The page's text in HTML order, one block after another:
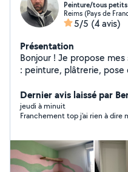
Peinture/tous
Reims (Pays de
5/5 (4 avis)
Présentation
Bonjour ! Je propose mes services dans divers domaines
: peinture, plâtrerie,
méticuleuse.
matériaux et affaires.
Dernier avis laissé par
jeudi à minuit
Franchement top j’ai rien à